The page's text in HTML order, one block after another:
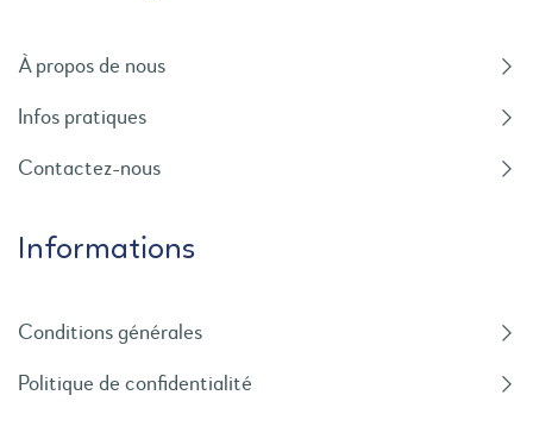
À propos de nous
Infos pratiques
Contactez-nous
Informations
Conditions générales
Politique de confidentialité